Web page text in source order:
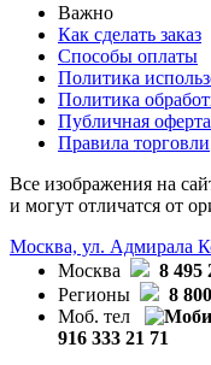
Важно
Как сделать заказ
Способы оплаты
Политика
Политика
Публичная оферта
Правила торговли
Все изображения на
и могут отличатся от
Москва, ул. Адмирала
Москва
8 495
Регионы
8
Моб. тел
916 333 21 71